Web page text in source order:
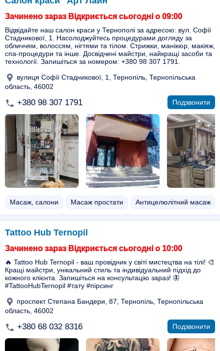
Зачинено зараз Відкриється сьогодні о 09:00
Відвідайте наш салон краси у Тернополі за адресою: вул. Софії
Стадникової, 1. Насолоджуйтесь процедурами догляду за
обличчям, волоссям, нігтями та тілом. Стрижки, манікюр, макіяж,
спа-процедури та інше. Досвідчені майстри, найкращі засоби та
технології. Запишіться за номером: +380 98 307 1791.
вулиця Софії Стадникової, 1, Тернопіль, Тернопільська
область, 46002
+380 98 307 1791 Подзвонити
Масаж, салони Масаж простати Антицелюлітний масаж
Tattoo Hub Ternopil
Зачинено зараз Відкриється сьогодні о 10:00
🔥 Tattoo Hub Ternopil - ваш провідник у світі мистецтва на тілі! 🎨
Кращі майстри, унікальний стиль та індивідуальний підхід до
кожного клієнта. Запишіться на консультацію зараз! 🦋
#TattooHubTernopil #тату #пірсинг
проспект Степана Бандери, 87, Тернопіль, Тернопільська
область, 46002
+380 68 032 8316 Подзвонити